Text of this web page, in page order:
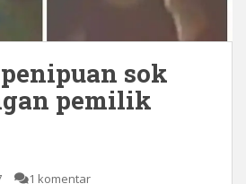
sok
pemilik
1 komentar